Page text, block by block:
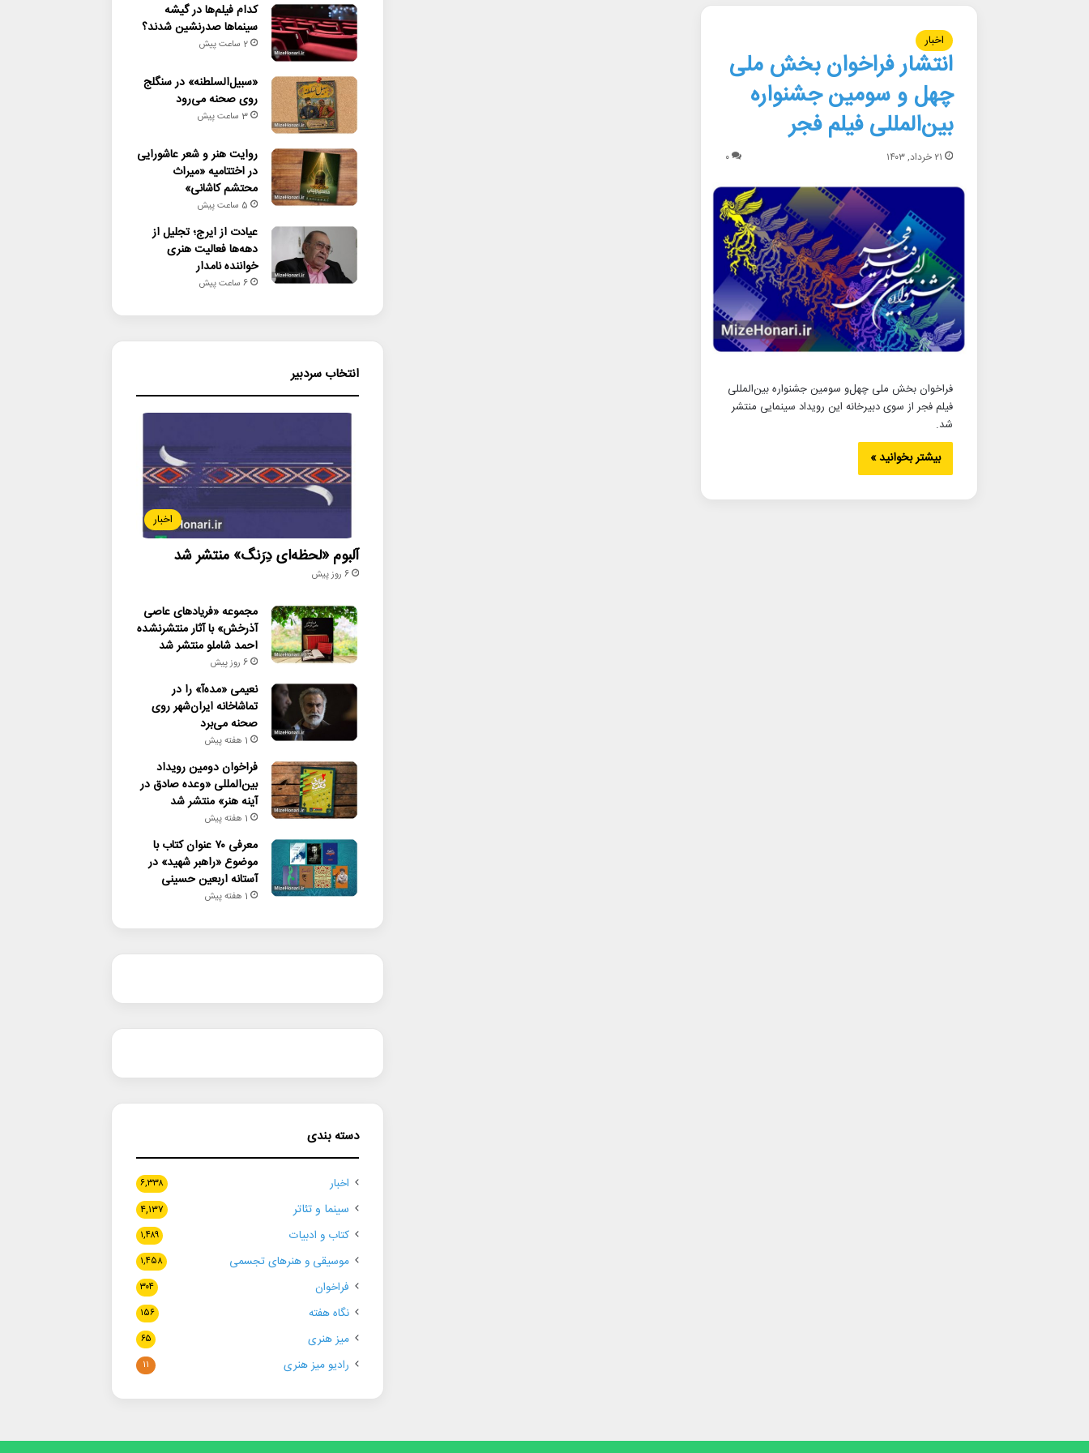
اخبار
انتشار فراخوان بخش ملی
چهل و سومین جشنواره
بین‌المللی فیلم فجر
۲۱ خرداد, ۱۴۰۳ ۰
فراخوان بخش ملی چهل‌و سومین جشنواره بین‌المللی
فیلم فجر از سوی دبیرخانه این رویداد سینمایی منتشر
شد.
بیشتر بخوانید »
کدام فیلم‌ها در گیشه
سینماها صدرنشین شدند؟
2 ساعت پیش
«سبیل‌السلطنه» در سنگلج
روی صحنه می‌رود
3 ساعت پیش
روایت هنر و شعر عاشورایی
در اختتامیه «میراث
محتشم کاشانی»
5 ساعت پیش
عیادت از ایرج؛ تجلیل از
دهه‌ها فعالیت هنری
خواننده نامدار
6 ساعت پیش
انتخاب سردبیر
اخبار
آلبوم «لحظه‌ای دِرَنگ» منتشر شد
6 روز پیش
مجموعه «فریادهای عاصی
آذرخش» با آثار منتشرنشده
احمد شاملو منتشر شد
6 روز پیش
نعیمی «مده‌آ» را در
تماشاخانه ایران‌شهر روی
صحنه می‌برد
1 هفته پیش
فراخوان دومین رویداد
بین‌المللی «وعده صادق در
آینه هنر» منتشر شد
1 هفته پیش
معرفی ۷۰ عنوان کتاب با
موضوع «راهبر شهید» در
آستانه اربعین حسینی
1 هفته پیش
دسته بندی
اخبار ۶,۳۳۸
سینما و تئاتر ۴,۱۳۷
کتاب و ادبیات ۱,۴۸۹
موسیقی و هنرهای تجسمی ۱,۴۵۸
فراخوان ۳۰۴
نگاه هفته ۱۵۶
میز هنری ۶۵
رادیو میز هنری ۱۱